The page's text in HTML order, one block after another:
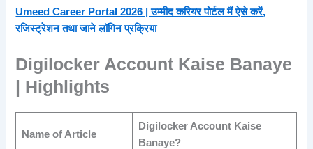
Umeed Career Portal 2026 | उम्मीद करियर पोर्टल मैं ऐसे करें,
रजिस्ट्रेशन तथा जाने लॉगिन प्रक्रिया
Digilocker Account Kaise Banaye
| Highlights
Name of Article
Digilocker Account Kaise
Banaye?